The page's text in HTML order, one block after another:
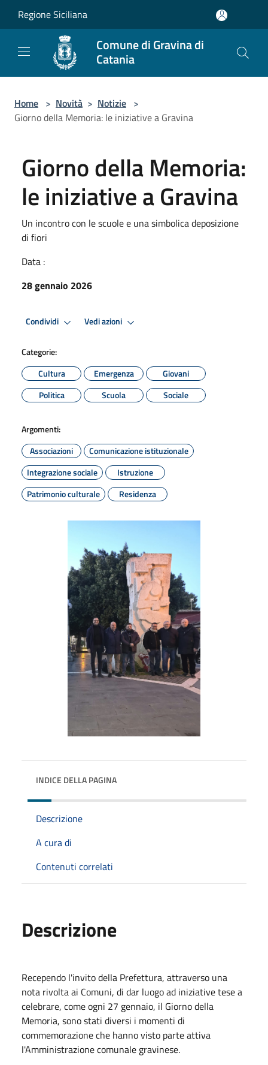
Regione Siciliana
Comune di Gravina di
Catania
Home > Novità > Notizie >
Giorno della Memoria: le iniziative a Gravina
Giorno della Memoria:
le iniziative a Gravina
Un incontro con le scuole e una simbolica deposizione
di fiori
Data :
28 gennaio 2026
Condividi Vedi azioni
Categorie:
Cultura
Emergenza
Giovani
Politica
Scuola Sociale
Argomenti:
Associazioni
Comunicazione istituzionale
Integrazione sociale
Istruzione
Patrimonio culturale
Residenza
INDICE DELLA PAGINA
Descrizione
A cura di
Contenuti correlati
Descrizione
Recependo l'invito della Prefettura, attraverso una
nota rivolta ai Comuni, di dar luogo ad iniziative tese a
celebrare, come ogni 27 gennaio, il Giorno della
Memoria, sono stati diversi i momenti di
commemorazione che hanno visto parte attiva
l'Amministrazione comunale gravinese.